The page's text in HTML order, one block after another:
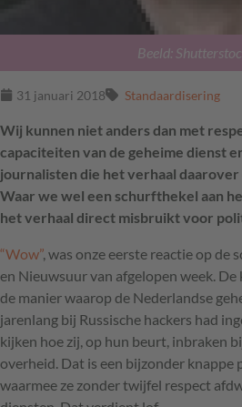
Beeld:
31 januari 2018 Standaardisering
Wij kunnen niet anders dan met
capaciteiten van de geheime dienst
journalisten die het verhaal
Waar we wel een schurfthekel aan
het verhaal direct misbruikt voor
“Wow”, was onze eerste reactie op de
en Nieuwsuur van afgelopen week.
de manier waarop de Nederlandse
jaren­lang bij Russische hackers had
kijken hoe zij, op hun beurt, inbraken
overheid. Dat is een bijzonder knappe
waarmee ze zonder twijfel respect